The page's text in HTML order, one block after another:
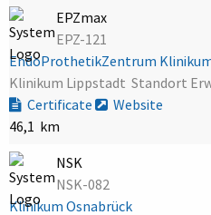
EPZmax
EPZ-121
EndoProthetikZentrum
Klinikum Lippstadt  Standort
Certificate
Website
46,1 km
NSK
NSK-082
Klinikum Osnabrück